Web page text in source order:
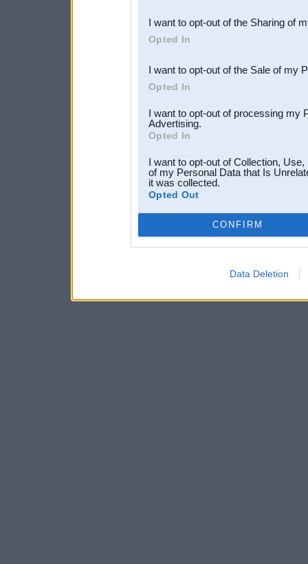
Downstream Participants
third parties.
I want to opt-out of the Sharing of
Opted In
I want to opt-out of the Sale of my
Opted In
I want to opt-out of processing my
Advertising.
Opted In
I want to opt-out of Collection,
of my Personal Data that Is
it was collected.
Opted Out
CONFIRM
Data Deletion